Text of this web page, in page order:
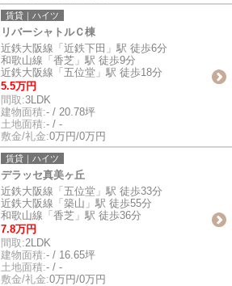
賃貸｜ハイツ
リバーシャトルＣ棟
近鉄大阪線「近鉄下田」駅 徒歩6分
和歌山線「香芝」駅 徒歩9分
近鉄大阪線「五位堂」駅 徒歩18分
5.5万円
間取:3LDK
建物面積:- / 20.78坪
土地面積:- / -
敷金/礼金:0万円/0万円
賃貸｜ハイツ
デラッセ真美ヶ丘
近鉄大阪線「五位堂」駅 徒歩33分
近鉄大阪線「築山」駅 徒歩55分
和歌山線「香芝」駅 徒歩36分
7.8万円
間取:2LDK
建物面積:- / 16.65坪
土地面積:- / -
敷金/礼金:0万円/0万円